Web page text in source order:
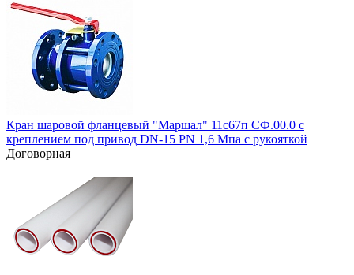
Кран шаровой фланцевый "Маршал" 11с67п СФ.00.0 с
креплением под привод DN-15 PN 1,6 Мпа с рукояткой
Договорная